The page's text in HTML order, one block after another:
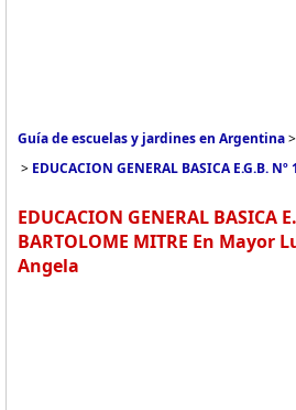
Guía de escuelas y jardines en Argentina>
> EDUCACION GENERAL BASICA E.G.B.
EDUCACION GENERAL BASICA
BARTOLOME MITRE En Mayor
Angela